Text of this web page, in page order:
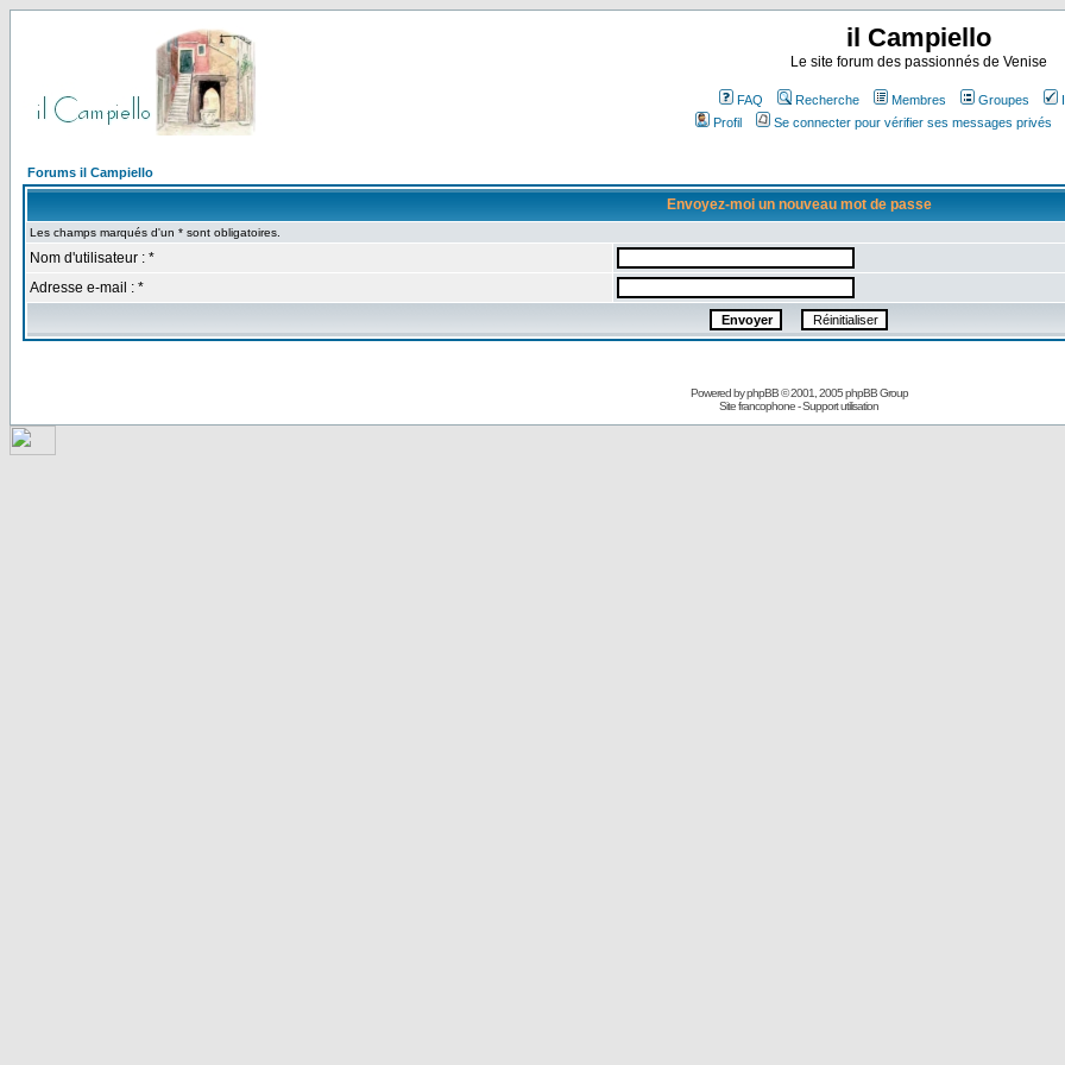
il Campiello
Le site forum des passionnés de Venise
FAQ Recherche Membres Groupes
Profil
Se connecter pour vérifier ses messages privés
Forums il Campiello
Envoyez-moi un nouveau mot de passe
Les champs marqués d'un * sont obligatoires.
Nom d'utilisateur : *
Adresse e-mail : *
Powered byphpBB© 2001, 2005 phpBB Group
Site francophone-Support utilisation